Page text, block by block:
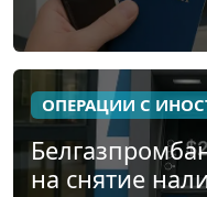
ОПЕРАЦИИ С
на снятие